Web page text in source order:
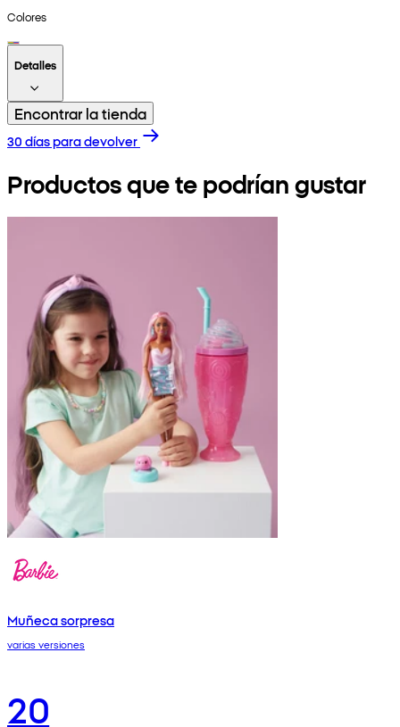
Colores
Detalles
Encontrar la tienda
30 días para devolver
Productos que te podrían gustar
Muñeca sorpresa
varias versiones
20